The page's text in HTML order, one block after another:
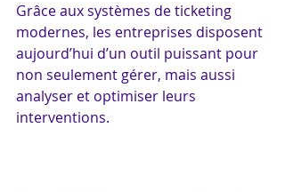
Grâce aux systèmes de ticketing
modernes, les entreprises disposent
aujourd’hui d’un outil puissant pour
non seulement gérer, mais aussi
analyser et optimiser leurs
interventions.